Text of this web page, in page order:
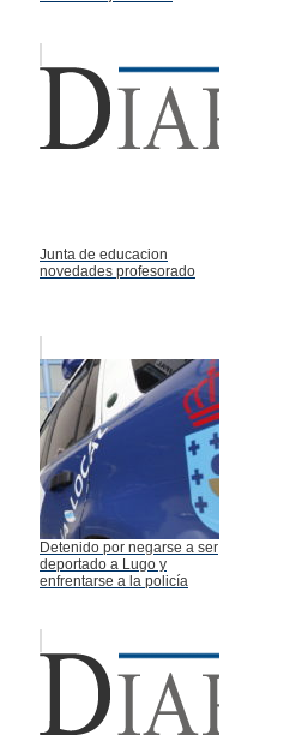
Junta de educacion
novedades profesorado
Detenido por negarse a ser
deportado a Lugo y
enfrentarse a la policía